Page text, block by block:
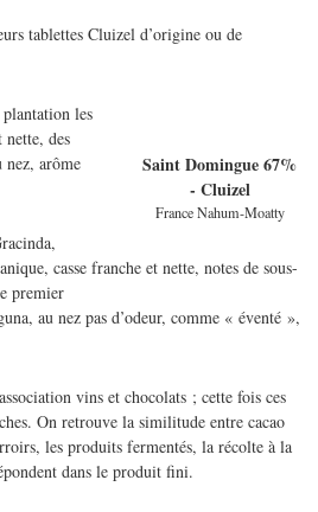
tablettes Cluizel d’origine ou de
Saint Domingue 67%
- Cluizel
France Nahum-Moatty
plantation les
nette, des
nez, arôme
casse franche et nette, notes de sous-
premier
au nez pas d’odeur, comme « éventé »,
vins et chocolats ; cette fois ces
On retrouve la similitude entre cacao
les produits fermentés, la récolte à la
dans le produit fini.